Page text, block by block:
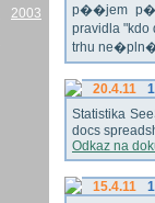
2003
p��jem
pravidla
trhu
20.4.11
Statistika
docs
Odkaz na
15.4.11